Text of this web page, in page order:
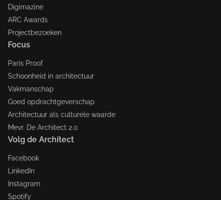
Digimazine
ARC Awards
Projectbezoeken
Focus
Paris Proof
Schoonheid in architectuur
Vakmanschap
Goed opdrachtgeverschap
Architectuur als culturele waarde
Mevr. De Architect 2.0
Volg de Architect
Facebook
LinkedIn
Instagram
Spotify